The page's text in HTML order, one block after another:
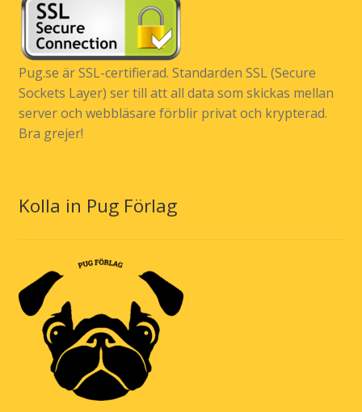
Pug.se är SSL-certifierad. Standarden SSL (Secure
Sockets Layer) ser till att all data som skickas mellan
server och webbläsare förblir privat och krypterad.
Bra grejer!
Kolla in Pug Förlag